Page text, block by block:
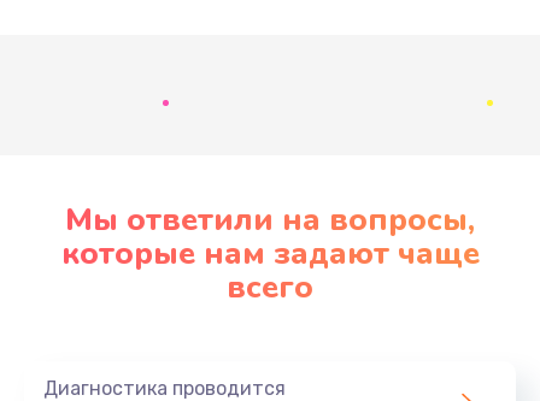
Мы ответили на вопросы,
которые нам задают чаще
всего
Диагностика проводится